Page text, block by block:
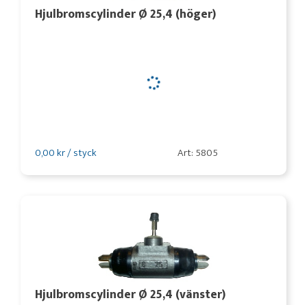
Hjulbromscylinder Ø 25,4 (höger)
0,00 kr / styck Art: 5805
Hjulbromscylinder Ø 25,4 (vänster)